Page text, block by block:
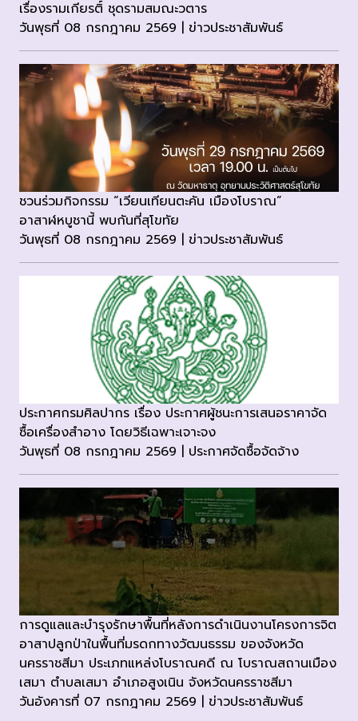
เรื่องรามเกียรติ์ ชุดรามสมณะวตาร
วันพุธที่ 08 กรกฎาคม 2569 | ข่าวประชาสัมพันธ์
ชวนร่วมกิจกรรม “เวียนเทียนตะคัน เมืองโบราณ”
อาสาฬหบูชานี้ พบกันที่สุโขทัย
วันพุธที่ 08 กรกฎาคม 2569 | ข่าวประชาสัมพันธ์
ประกาศกรมศิลปากร เรื่อง ประกาศผู้ชนะการเสนอราคาจัด
ซื้อเครื่องสำอาง โดยวิธีเฉพาะเจาะจง
วันพุธที่ 08 กรกฎาคม 2569 | ประกาศจัดซื้อจัดจ้าง
การดูแลและบำรุงรักษาพื้นที่หลังการดำเนินงานโครงการจิต
อาสาปลูกป่าในพื้นที่มรดกทางวัฒนธรรม ของจังหวัด
นครราชสีมา ประเภทแหล่งโบราณคดี ณ โบราณสถานเมือง
เสมา ตำบลเสมา อำเภอสูงเนิน จังหวัดนครราชสีมา
วันอังคารที่ 07 กรกฎาคม 2569 | ข่าวประชาสัมพันธ์